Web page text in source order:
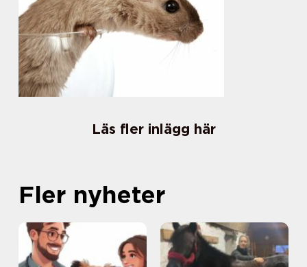
Läs fler inlägg här
Fler nyheter